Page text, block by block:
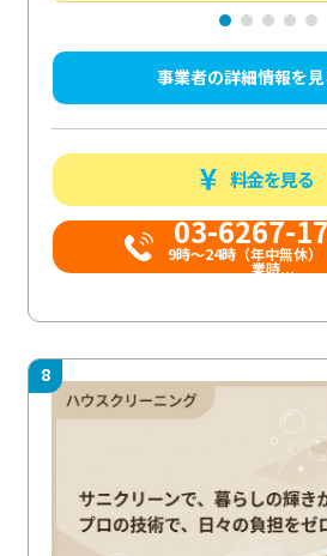
事業者の詳細情報を
料金を見る
03-6267-
9時〜24時（年中無休
業時...
8